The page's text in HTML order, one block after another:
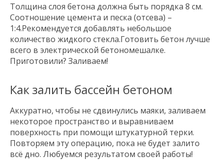
Толщина слоя бетона должна быть порядка 8 см.
Соотношение цемента и песка (отсева) –
1:4.Рекомендуется добавлять небольшое
количество жидкого стекла.Готовить бетон лучше
всего в электрической бетономешалке.
Приготовили? Заливаем!
Как залить бассейн бетоном
Аккуратно, чтобы не сдвинулись маяки, заливаем
некоторое пространство и выравниваем
поверхность при помощи штукатурной терки.
Повторяем эту операцию, пока не будет залито
всё дно. Любуемся результатом своей работы!